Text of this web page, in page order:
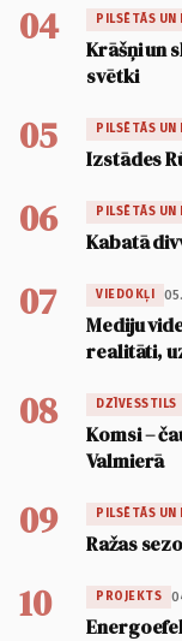
04 PILSĒTĀS UN
Krāšņi un
svētki
05 PILSĒTĀS UN
Izstādes
06 PILSĒTĀS UN
Kabatā
07 VIEDOKĻI
Mediju
realitāti,
08 DZĪVESSTILS
Komsi –
Valmierā
09 PILSĒTĀS UN
Ražas
10 PROJEKTS